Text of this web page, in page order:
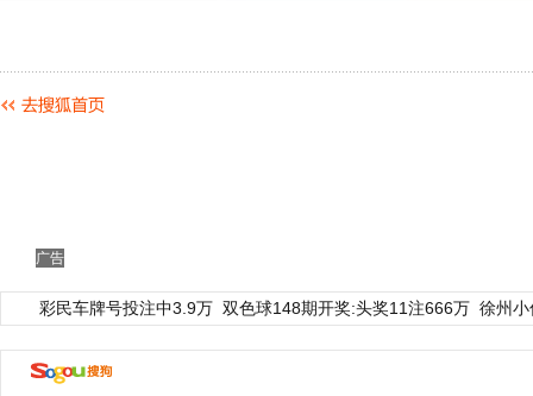
广告
彩民车牌号投注中3.9万 双色球148期开奖:头奖11注666万 徐州